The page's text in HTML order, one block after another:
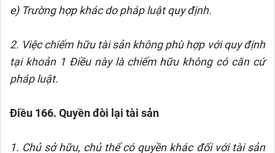
e) Trường hợp khác do pháp luật quy định.
2. Việc chiếm hữu tài sản không phù hợp với quy định
tại khoản 1 Điều này là chiếm hữu không có căn cứ
pháp luật.
Điều 166. Quyền đòi lại tài sản
1. Chủ sở hữu, chủ thể có quyền khác đối với tài sản